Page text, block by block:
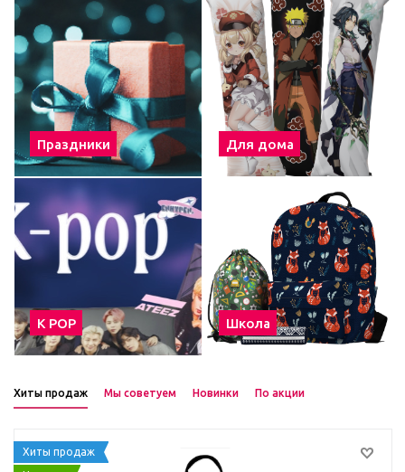
Праздники Для дома
К POP Школа
Хиты продаж Мы советуем Новинки По акции
Хиты продаж